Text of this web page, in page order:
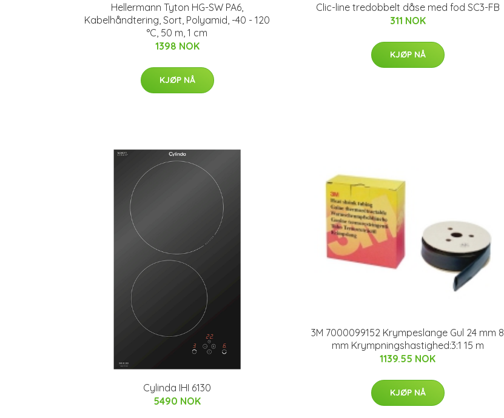
Hellermann Tyton HG-SW PA6,
Kabelhåndtering, Sort, Polyamid, -40 - 120
°C, 50 m, 1 cm
1398 NOK
KJØP NÅ
Clic-line tredobbelt dåse med fod SC3-FB
311 NOK
KJØP NÅ
Cylinda IHI 6130
5490 NOK
3M 7000099152 Krympeslange Gul 24 mm 8
mm Krympningshastighed:3:1 15 m
1139.55 NOK
KJØP NÅ